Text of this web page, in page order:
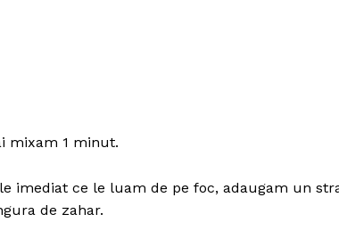
mixam 1 minut.
imediat ce le luam de pe foc, adaugam un
de zahar.